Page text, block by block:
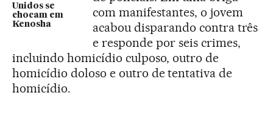
Unidos se
chocam em
Kenosha
com manifestantes, o jovem
acabou disparando contra três
e responde por seis crimes,
incluindo homicídio culposo, outro de
homicídio doloso e outro de tentativa de
homicídio.